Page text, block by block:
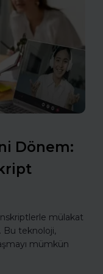
Dönem:
mülakat
Bu teknoloji,
mümkün